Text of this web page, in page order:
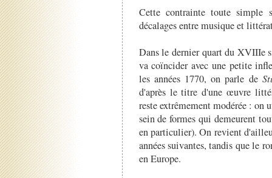
Cette contrainte toute simple
décalages entre musique et
Dans le dernier quart du XVIIIe
va coïncider avec une petite
les années 1770, on parle de
d'après le titre d'une œuvre
reste extrêmement modérée : on
sein de formes qui demeurent
en particulier). On revient
années suivantes, tandis que le
en Europe.